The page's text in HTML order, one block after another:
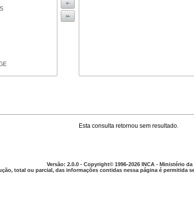
DIGESTIVO
Esta consulta retornou sem resultado.
Versão: 2.0.0 - Copyright© 1996-2026 INCA - Ministério da
total ou parcial, das informações contidas nessa página é permitida